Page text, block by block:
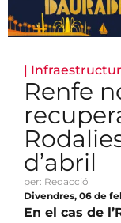
|
Renfe
d’abril
per: Redacció
Divendres, 06 de
En el cas de